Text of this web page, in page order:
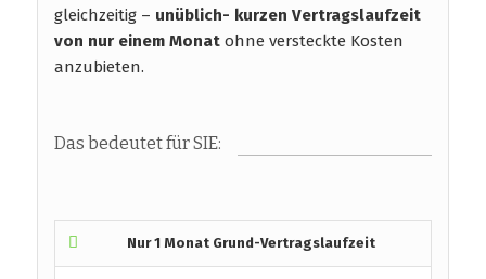
gleichzeitig – unüblich- kurzen Vertragslaufzeit
von nur einem Monat ohne versteckte Kosten
anzubieten.
Das bedeutet für SIE:
Nur 1 Monat Grund-Vertragslaufzeit